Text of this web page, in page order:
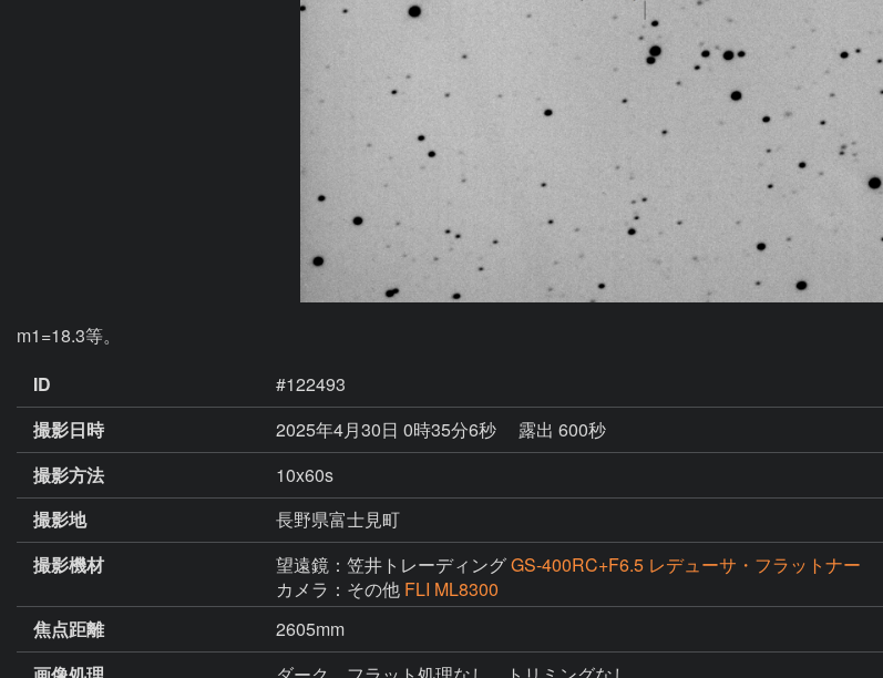
m1=18.3等。
ID
#122493
撮影日時
2025年4月30日 0時35分6秒
露出 600秒
撮影方法
10x60s
撮影地
長野県富士見町
撮影機材
望遠鏡：笠井トレーディングGS-400RC+F6.5 レデューサ・フラットナー
カメラ：その他 FLI ML8300
焦点距離
2605mm